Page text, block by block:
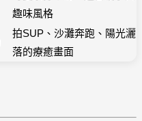
趣味風格
拍SUP、沙灘奔跑、陽光灑
落的療癒畫面